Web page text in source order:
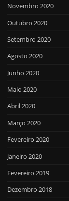
Novembro 2020
Outubro 2020
Setembro 2020
Agosto 2020
Junho 2020
Maio 2020
Abril 2020
Março 2020
Fevereiro 2020
Janeiro 2020
Fevereiro 2019
Dezembro 2018